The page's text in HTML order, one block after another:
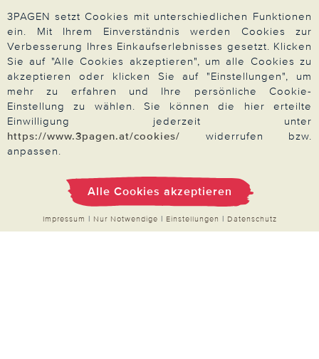
Barrierefreiheit
Unsere Marken
Qualitätsversprechen
Zahlung & Versand
Über 3PAGEN
3PAGEN setzt Cookies mit unterschiedlichen Funktionen
ein. Mit Ihrem Einverständnis werden Cookies zur
Verbesserung Ihres Einkaufserlebnisses gesetzt. Klicken
Sie auf "Alle Cookies akzeptieren", um alle Cookies zu
akzeptieren oder klicken Sie auf "Einstellungen", um
mehr zu erfahren und Ihre persönliche Cookie-
Einstellung zu wählen. Sie können die hier erteilte
Einwilligung jederzeit unter
https://www.3pagen.at/cookies/ widerrufen bzw.
anpassen.
Alle Cookies akzeptieren
Impressum | Nur Notwendige | Einstellungen | Datenschutz